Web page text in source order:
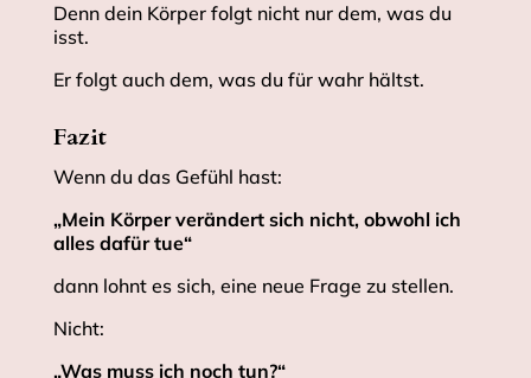
Denn dein Körper folgt nicht nur dem, was du
isst.
Er folgt auch dem, was du für wahr hältst.
Fazit
Wenn du das Gefühl hast:
„Mein Körper verändert sich nicht, obwohl ich
alles dafür tue“
dann lohnt es sich, eine neue Frage zu stellen.
Nicht:
„Was muss ich noch tun?“